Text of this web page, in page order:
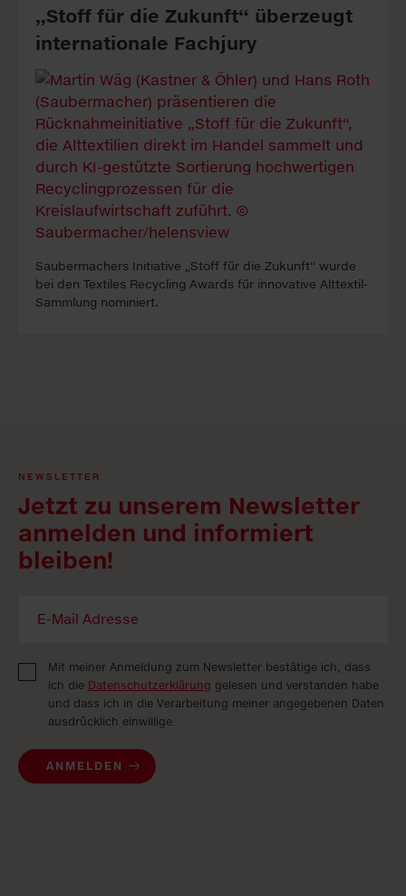
„Stoff für die Zukunft“ ü­ber­zeugt
in­ter­na­tio­nale Fach­jury
Sauber­machers In­itia­tive „Stoff für die Zukunft“ wur­de
bei den Tex­tiles Re­cy­cling A­wards für in­nova­tive Alt­tex­til-
Samm­lung no­mi­niert.
NEWSLETTER
Jetzt zu unserem Newsletter
anmelden und informiert
bleiben!
Mit meiner Anmeldung zum Newsletter bestätige ich, dass
ich die Datenschutzerklärung gelesen und verstanden habe
und dass ich in die Verarbeitung meiner angegebenen Daten
ausdrücklich einwillige.
ANMELDEN